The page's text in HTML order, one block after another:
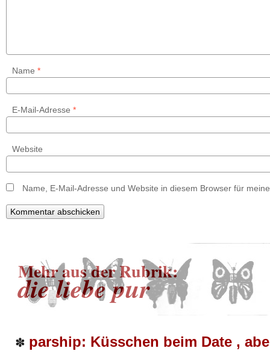
Name *
E-Mail-Adresse *
Website
Name, E-Mail-Adresse und Website in diesem Browser für
Mehr aus der Rubrik:
die liebe pur
✽ parship: Küsschen beim Date ,